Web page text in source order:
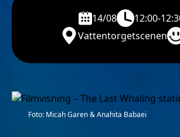
14/08
12:00-
Vattentorgetscenen
Foto: Micah Garen & Anahita Babaei